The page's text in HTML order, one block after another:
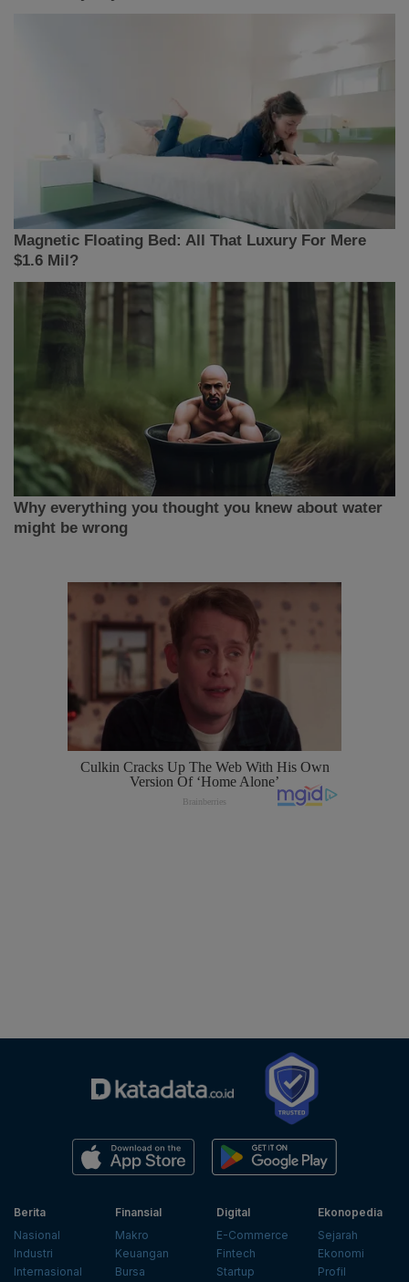
Berita
Nasional
Industri
Internasional
Finansial
Makro
Keuangan
Bursa
Digital
E-Commerce
Fintech
Startup
Ekonopedia
Sejarah
Ekonomi
Profil